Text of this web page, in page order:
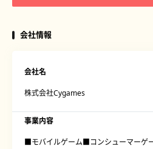
会社情報
会社名
株式会社Cygames
事業内容
■モバイルゲーム■コンシューマー